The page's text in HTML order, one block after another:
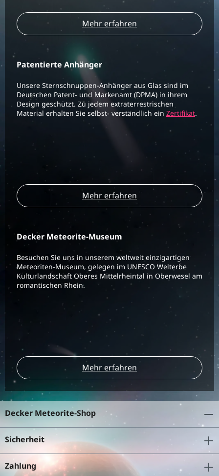
Mehr erfahren
Patentierte Anhänger
Unsere Sternschnuppen-Anhänger aus Glas sind im
Deutschen Patent- und Markenamt (DPMA) in ihrem
Design geschützt. Zu jedem extraterrestrischen
Material erhalten Sie selbst- verständlich ein Zertifikat.
Mehr erfahren
Decker Meteorite-Museum
Besuchen Sie uns in unserem weltweit einzigartigen
Meteoriten-Museum, gelegen im UNESCO Welterbe
Kulturlandschaft Oberes Mittelrheintal in Oberwesel am
romantischen Rhein.
Mehr erfahren
Decker Meteorite-Shop
Sicherheit
Zahlung